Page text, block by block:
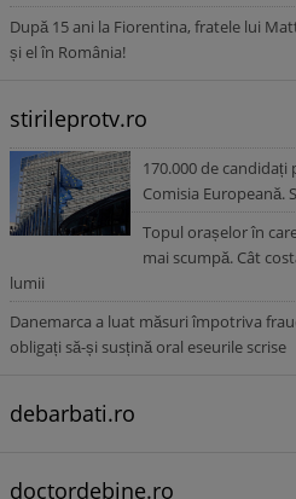
După 15 ani la Fiorentina, fratele lui
și el în România!
stirileprotv.ro
170.000 de
Comisia Europeană.
Topul orașelor în
mai scumpă. Cât
lumii
Danemarca a luat măsuri împotriva
obligați să-și susțină oral eseurile scrise
debarbati.ro
doctordebine.ro